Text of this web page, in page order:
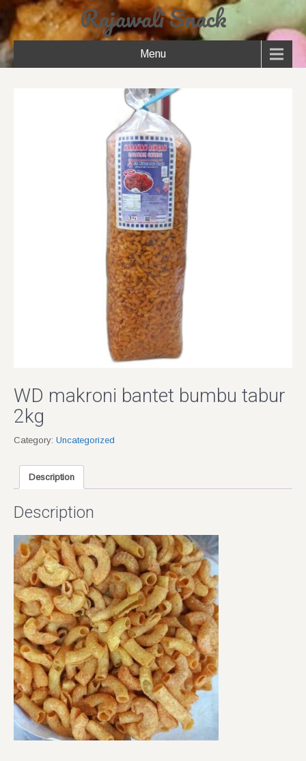
Rajawali Snack
Menu
WD makroni bantet bumbu tabur
2kg
Category: Uncategorized
Description
Description